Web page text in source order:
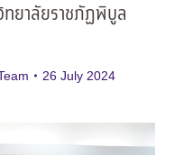
ทยาลัยราชภัฏพิบูล
26 July 2024